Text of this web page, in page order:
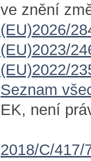
ve znění
(EU)2026/
(EU)2023/
(EU)2022/
Seznam
EK, není
2018/C/417/